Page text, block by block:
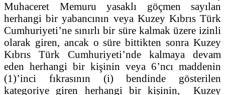
Muhaceret Memuru yasaklı göçmen sayılan
herhangi bir yabancının veya Kuzey Kıbrıs Türk
Cumhuriyeti’ne sınırlı bir süre kalmak üzere izinli
olarak giren, ancak o süre bittikten sonra Kuzey
Kıbrıs Türk Cumhuriyeti’nde kalmaya devam
eden herhangi bir kişinin veya 6’ncı maddenin
(1)’inci fıkrasının (i) bendinde gösterilen
kategoriye giren herhangi bir kişinin, Kuzey